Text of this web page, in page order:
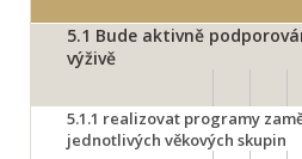
5.1 Bude aktivně
výživě
5.1.1 realizovat programy
jednotlivých věkových skupin